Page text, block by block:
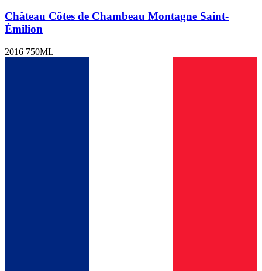
Château Côtes de Chambeau Montagne Saint-
Émilion
2016 750ML